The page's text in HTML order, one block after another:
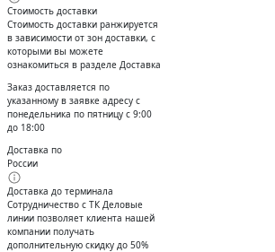
Стоимость доставки
Стоимость доставки ранжируется
в зависимости от зон доставки, с
которыми вы можете
ознакомиться в разделе Доставка
Заказ доставляется по
указанному в заявке адресу с
понедельника по пятницу с 9:00
до 18:00
Доставка по
России
Доставка до терминала
Сотрудничество с ТК Деловые
линии позволяет клиента нашей
компании получать
дополнительную скидку до 50%